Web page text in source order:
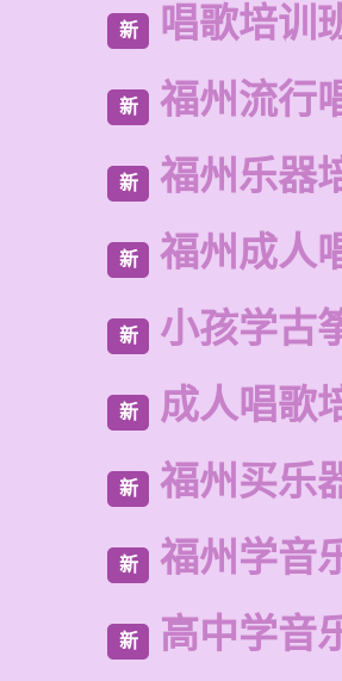
新 唱歌培训
新 福州流行
新 福州乐器
新 福州成人
新 小孩学古
新 成人唱歌
新 福州买乐
新 福州学音
新 高中学音